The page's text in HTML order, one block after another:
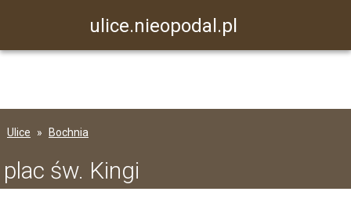
ulice.nieopodal.pl
Ulice Bochnia
plac św. Kingi